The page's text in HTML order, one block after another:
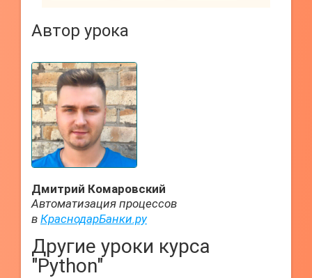
Автор урока
Дмитрий Комаровский
Автоматизация процессов
в КраснодарБанки.ру
Другие уроки курса
"Python"